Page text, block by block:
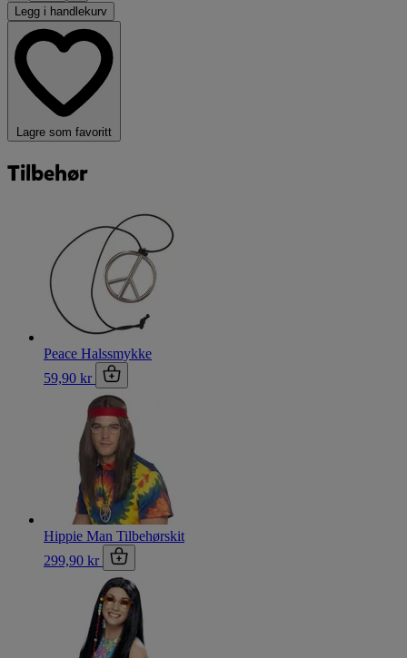
Legg i handlekurv
Lagre som favoritt
Tilbehør
Peace Halssmykke
59,90 kr
Hippie Man Tilbehørskit
299,90 kr